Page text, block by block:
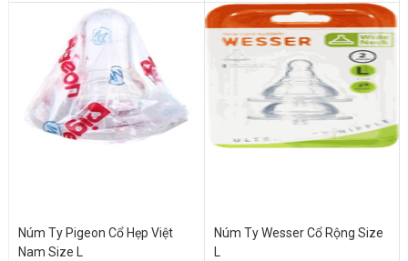
Núm Ty Pigeon Cổ Hẹp Việt
Nam Size L
Núm Ty Wesser Cổ Rộng Size
L